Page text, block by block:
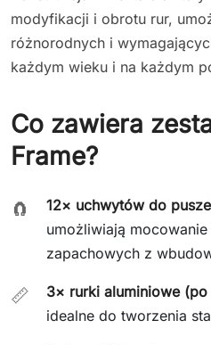
modyfikacji i obrotu rur,
różnorodnych i
każdym wieku i na każdym
Co zawiera
Frame?
🧲 12× uchwytów do
umożliwiają
zapachowych z
📏 3× rurki aluminiowe
idealne do tworzenia